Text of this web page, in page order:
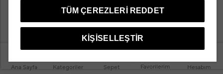
Ana Sayfa Kategoriler Sepet Favorilerim Hesabım
DAHA FAZLA ÜRÜN GÖSTER
Bakım, yalnızca dış görünümün ötesinde, kendinize duyduğunuz
TÜM ÇEREZLERI REDDET
KIŞISELLEŞTIR